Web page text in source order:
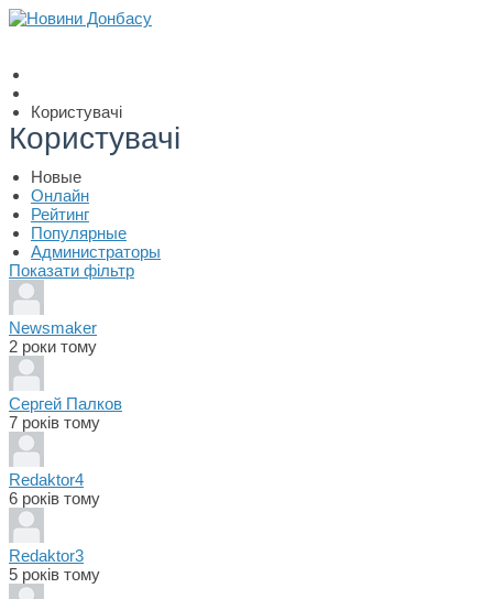
Користувачі
Користувачі
Новые
Онлайн
Рейтинг
Популярные
Администраторы
Показати фільтр
Newsmaker
2 роки тому
Сергей Палков
7 років тому
Redaktor4
6 років тому
Redaktor3
5 років тому